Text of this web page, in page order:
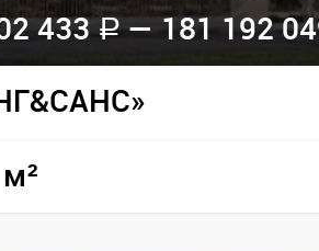
433a— 181 192